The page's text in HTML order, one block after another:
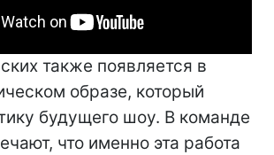
также появляется в
образе, который
будущего шоу. В команде
что именно эта работа